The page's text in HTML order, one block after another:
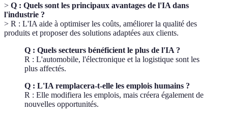
> Q : Quels sont les principaux avantages de l'IA dans
l'industrie ?
> R : L'IA aide à optimiser les coûts, améliorer la qualité des
produits et proposer des solutions adaptées aux clients.
Q : Quels secteurs bénéficient le plus de l'IA ?
R : L'automobile, l'électronique et la logistique sont les
plus affectés.
Q : L'IA remplacera-t-elle les emplois humains ?
R : Elle modifiera les emplois, mais créera également de
nouvelles opportunités.